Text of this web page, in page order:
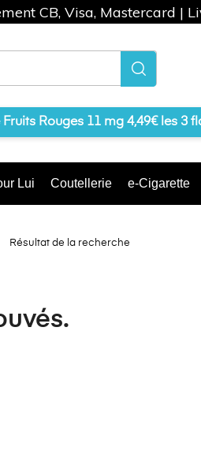
Rouges 11 mg 4,49€ les 3
Lui Coutellerie e-Cigarette
Résultat de la recherche
CB, Visa, Mastercard |